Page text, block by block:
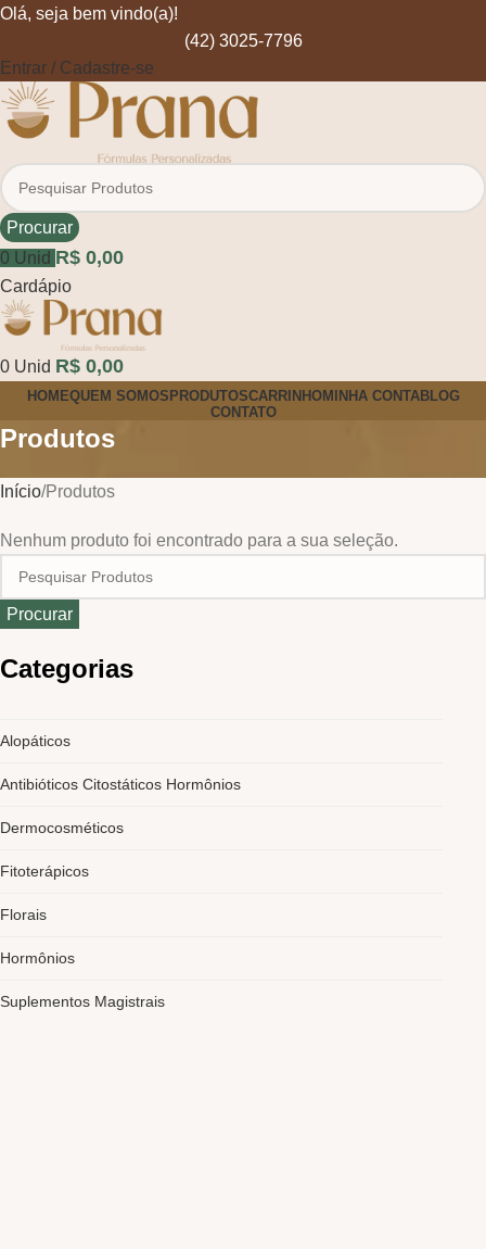
Olá, seja bem vindo(a)!
(42) 3025-7796
Entrar / Cadastre-se
Procurar
0 Unid R$ 0,00
Cardápio
0 Unid R$ 0,00
HOMEQUEM SOMOSPRODUTOSCARRINHOMINHA CONTABLOG
CONTATO
Produtos
Categorias
Alopáticos
Antibióticos Citostáticos Hormônios
Dermocosméticos
Fitoterápicos
Florais
Hormônios
Suplementos Magistrais
Início Produtos
Nenhum produto foi encontrado para a sua seleção.
Procurar